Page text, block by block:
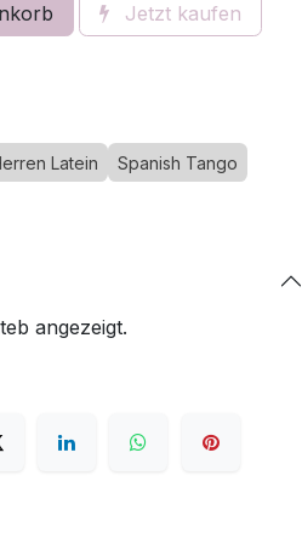
Jetzt kaufen
Latein
Spanish Tango
angezeigt.